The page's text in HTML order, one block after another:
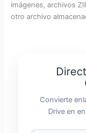
imágenes, archivos
otro archivo
Convierte
Drive en